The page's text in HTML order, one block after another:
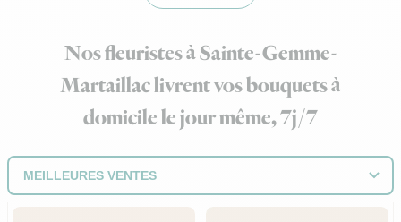
Nos fleuristes à Sainte-Gemme-
Martaillac livrent vos bouquets à
domicile le jour même, 7j/7